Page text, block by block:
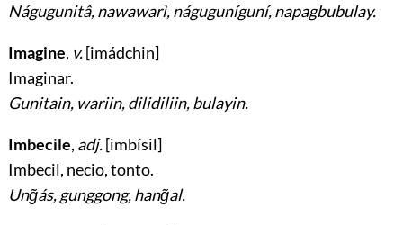
Nágugunitâ, nawawarì, náguguníguní, napagbubulay.
Imagine, v.[imádchin]
Imaginar.
Gunitain, wariin, dilidiliin, bulayin.
Imbecile, adj.[imbísil]
Imbecil, necio, tonto.
Ung̃ás, gunggong, hang̃al.